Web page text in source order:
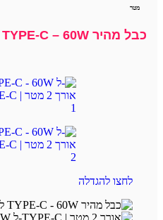
מטר
כבל מהיר TYPE-C – 60W ל-TYPE-C | אורך 2 מטר
לחצו להגדלה